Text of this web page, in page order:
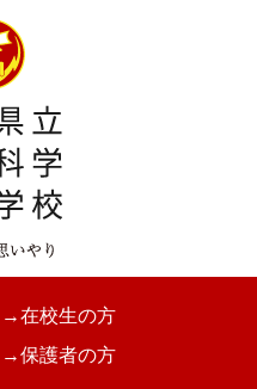
→在校生の方
→保護者の方